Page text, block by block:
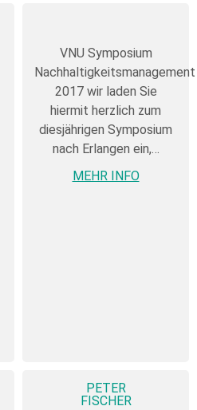
VNU Symposium
Nachhaltigkeitsmanagement
2017 wir laden Sie
hiermit herzlich zum
diesjährigen Symposium
nach Erlangen ein,…
MEHR INFO
PETER
FISCHER